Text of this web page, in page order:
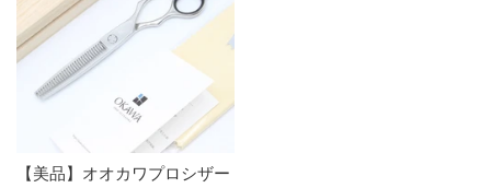
【美品】オオカワプロシザー